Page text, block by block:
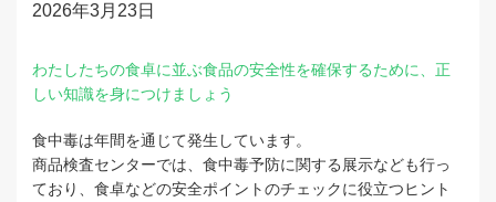
2026年3月23日
わたしたちの食卓に並ぶ食品の安全性を確保するために、正
しい知識を身につけましょう
食中毒は年間を通じて発生しています。
商品検査センターでは、食中毒予防に関する展示なども行っ
ており、食卓などの安全ポイントのチェックに役立つヒント